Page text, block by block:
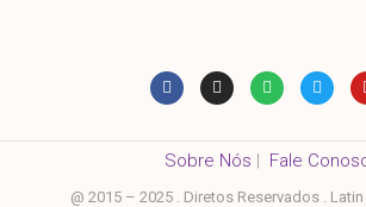
Sobre Nós | Fale
@ 2015 – 2025 . Diretos Reservados .